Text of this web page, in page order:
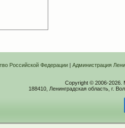
Российской Федерации| Администрация
Copyright © 2006-2026.
188410, Ленинградская область, г.